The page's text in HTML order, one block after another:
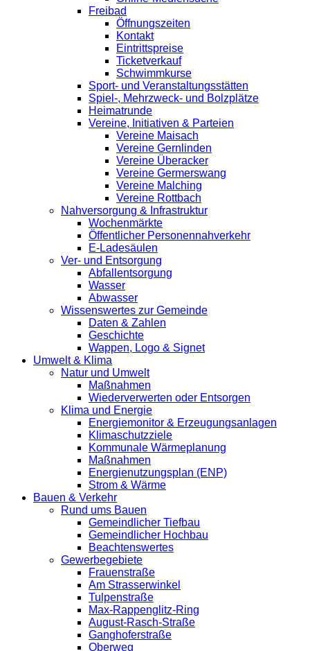
Freibad
Öffnungszeiten
Kontakt
Eintrittspreise
Ticketverkauf
Schwimmkurse
Sport- und Veranstaltungsstätten
Spiel-, Mehrzweck- und Bolzplätze
Heimatrunde
Vereine, Initiativen & Parteien
Vereine Maisach
Vereine Gernlinden
Vereine Überacker
Vereine Germerswang
Vereine Malching
Vereine Rottbach
Nahversorgung & Infrastruktur
Wochenmärkte
Öffentlicher Personennahverkehr
E-Ladesäulen
Ver- und Entsorgung
Abfallentsorgung
Wasser
Abwasser
Wissenswertes zur Gemeinde
Daten & Zahlen
Geschichte
Wappen, Logo & Signet
Umwelt & Klima
Natur und Umwelt
Maßnahmen
Wiederverwerten oder Entsorgen
Klima und Energie
Energiemonitor & Erzeugungsanlagen
Klimaschutzziele
Kommunale Wärmeplanung
Maßnahmen
Energienutzungsplan (ENP)
Strom & Wärme
Bauen & Verkehr
Rund ums Bauen
Gemeindlicher Tiefbau
Gemeindlicher Hochbau
Beachtenswertes
Gewerbegebiete
Frauenstraße
Am Strasserwinkel
Tulpenstraße
Max-Rappenglitz-Ring
August-Rasch-Straße
Ganghoferstraße
Oberweg